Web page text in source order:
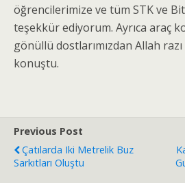
öğrencilerimize ve tüm STK ve
teşekkür ediyorum. Ayrıca araç
gönüllü dostlarımızdan Allah
konuştu.
Previous Post
Çatılarda Iki Metrelik Buz
Sarkıtları Oluştu